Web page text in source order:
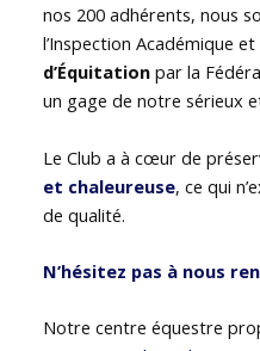
nos 200 adhérents, nous
l’Inspection Académique et
d’Équitation par la
un gage de notre sérieux
Le Club a à cœur de
et chaleureuse, ce qui
de qualité.
N’hésitez pas à nous
Notre centre équestre